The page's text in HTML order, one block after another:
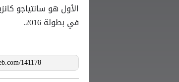
في بطولة 2016.